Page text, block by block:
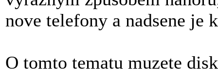
nove telefony a nadsene je
O tomto tematu muzete